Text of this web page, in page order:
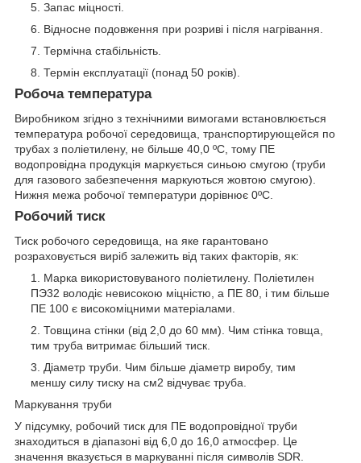
Запас міцності.
Відносне подовження при розриві і після нагрівання.
Термічна стабільність.
Термін експлуатації (понад 50 років).
Робоча температура
Виробником згідно з технічними вимогами встановлюється
температура робочої середовища, транспортирующейся по
трубах з поліетилену, не більше 40,0 ºС, тому ПЕ
водопровідна продукція маркується синьою смугою (труби
для газового забезпечення маркуються жовтою смугою).
Нижня межа робочої температури дорівнює 0ºС.
Робочий тиск
Тиск робочого середовища, на яке гарантовано
розраховується виріб залежить від таких факторів, як:
Марка використовуваного поліетилену. Поліетилен
ПЭ32 володіє невисокою міцністю, а ПЕ 80, і тим більше
ПЕ 100 є високоміцними матеріалами.
Товщина стінки (від 2,0 до 60 мм). Чим стінка товща,
тим труба витримає більший тиск.
Діаметр труби. Чим більше діаметр виробу, тим
меншу силу тиску на см2 відчуває труба.
Маркування труби
У підсумку, робочий тиск для ПЕ водопровідної труби
знаходиться в діапазоні від 6,0 до 16,0 атмосфер. Це
значення вказується в маркуванні після символів SDR.